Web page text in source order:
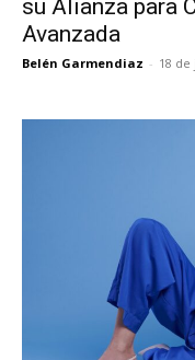
su Alianza para
Avanzada
Belén Garmendiaz - 18 de